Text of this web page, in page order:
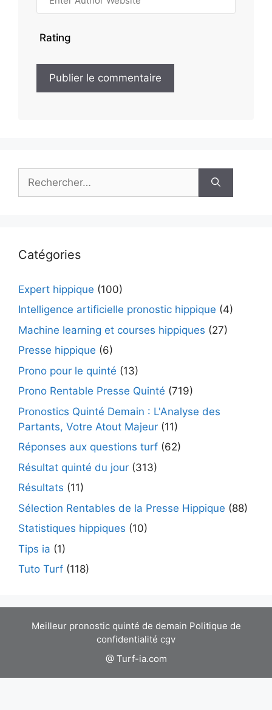
Rating
Catégories
Expert hippique (100)
Intelligence artificielle pronostic hippique (4)
Machine learning et courses hippiques (27)
Presse hippique (6)
Prono pour le quinté (13)
Prono Rentable Presse Quinté (719)
Pronostics Quinté Demain : L'Analyse des
Partants, Votre Atout Majeur (11)
Réponses aux questions turf (62)
Résultat quinté du jour (313)
Résultats (11)
Sélection Rentables de la Presse Hippique (88)
Statistiques hippiques (10)
Tips ia (1)
Tuto Turf (118)
Meilleur pronostic quinté de demain Politique de
confidentialité cgv
@ Turf-ia.com